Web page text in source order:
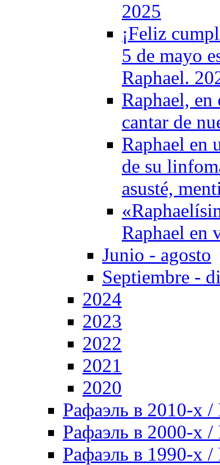
2025
¡Feliz
5 de mayo
Raphael.
Raphael, en
cantar de
Raphael en
de su
asusté,
Raphael en
Junio - agosto
Septiembre -
2024
2023
2022
2021
2020
Рафаэль в 2010-х /
Рафаэль в 2000-х /
Рафаэль в 1990-х /